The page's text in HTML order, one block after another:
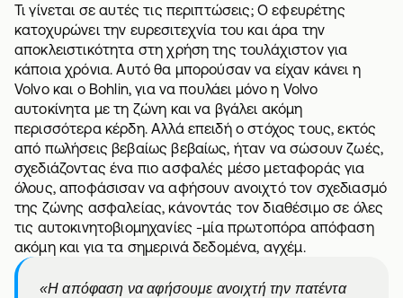
Τι γίνεται σε αυτές τις περιπτώσεις; Ο εφευρέτης
κατοχυρώνει την ευρεσιτεχνία του και άρα την
αποκλειστικότητα στη χρήση της τουλάχιστον για
κάποια χρόνια. Αυτό θα μπορούσαν να είχαν κάνει η
Volvo και ο Bohlin, για να πουλάει μόνο η Volvo
αυτοκίνητα με τη ζώνη και να βγάλει ακόμη
περισσότερα κέρδη. Αλλά επειδή ο στόχος τους, εκτός
από πωλήσεις βεβαίως βεβαίως, ήταν να σώσουν ζωές,
σχεδιάζοντας ένα πιο ασφαλές μέσο μεταφοράς για
όλους, αποφάσισαν να αφήσουν ανοιχτό τον σχεδιασμό
της ζώνης ασφαλείας, κάνοντάς τον διαθέσιμο σε όλες
τις αυτοκινητοβιομηχανίες -μία πρωτοπόρα απόφαση
ακόμη και για τα σημερινά δεδομένα, αγχέμ.
«Η απόφαση να αφήσουμε ανοιχτή την πατέντα